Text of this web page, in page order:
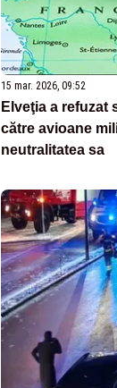
15 mar. 2026, 09:52
Elveţia a refuzat
către avioane
neutralitatea sa